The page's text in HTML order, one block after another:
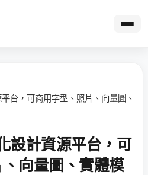
台，可商用字型、照片、向量圖、
設計資源平台，可
向量圖、實體模